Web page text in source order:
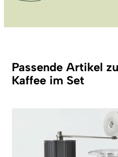
Passende Artikel
Kaffee im Set